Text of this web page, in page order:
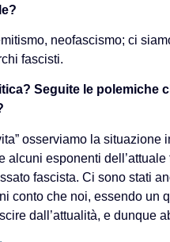
neofascismo; ci
fascisti.
Seguite le polemiche
osserviamo la situazione
alcuni esponenti
fascista. Ci sono stati
conto che noi, essendo un
dall’attualità, e dunque